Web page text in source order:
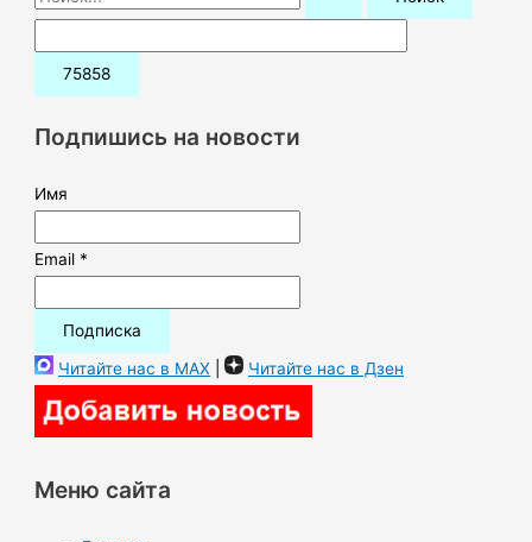
о
и
:Подпишись на новости
Имя
Email *
Читайте нас в MAX | Читайте нас в Дзен
Меню сайта